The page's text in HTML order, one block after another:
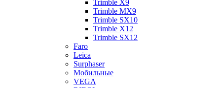
Trimble X9
Trimble MX9
Trimble SX10
Trimble X12
Trimble SX12
Faro
Leica
Surphaser
Мобильные
VEGA